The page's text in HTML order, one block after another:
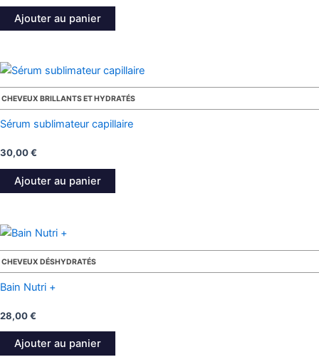
Ajouter au panier
CHEVEUX BRILLANTS ET HYDRATÉS
Sérum sublimateur capillaire
30,00€
Ajouter au panier
CHEVEUX DÉSHYDRATÉS
Bain Nutri +
28,00€
Ajouter au panier